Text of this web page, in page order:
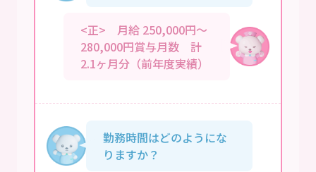
<正> 月給 250,000円～
280,000円賞与月数 計
2.1ヶ月分（前年度実績）
勤務時間はどのようにな
りますか？